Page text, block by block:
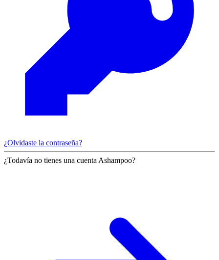
¿Olvidaste la contraseña?
¿Todavía no tienes una cuenta Ashampoo?